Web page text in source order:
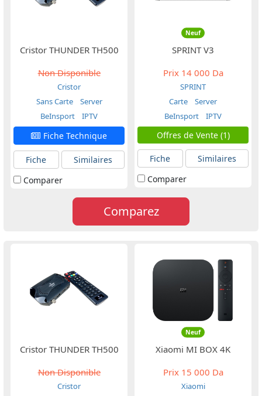
Cristor THUNDER TH500
Non Disponible
Cristor
Sans Carte
Server
BeInsport
IPTV
Fiche Technique
Fiche
Similaires
Comparer
Neuf
SPRINT V3
Prix14 000 Da
SPRINT
Carte
Server
BeInsport
IPTV
Offres de Vente (1)
Fiche
Similaires
Comparer
Comparez
Cristor THUNDER TH500
Non Disponible
Cristor
Neuf
Xiaomi MI BOX 4K
Prix15 000 Da
Xiaomi